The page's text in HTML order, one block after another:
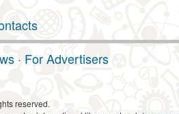
· For Advertisers
reserved.